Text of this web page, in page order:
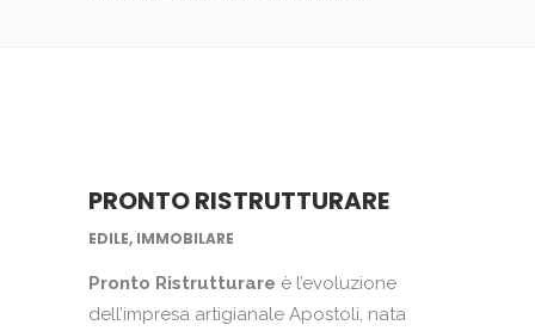
PRONTO RISTRUTTURARE
EDILE, IMMOBILARE
Pronto Ristrutturare è l’evoluzione
dell’impresa artigianale Apostoli, nata